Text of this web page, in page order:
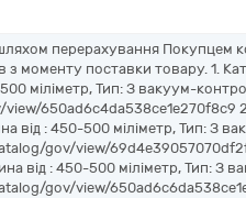
перерахування Покупцем
моменту поставки товару. 1.
міліметр, Тип: З вакуум-
650ad6c4da538ce1e270f8c9
від : 450-500 міліметр, Тип: З
gov/view/
від : 450-500 міліметр, Тип: З
gov/view/